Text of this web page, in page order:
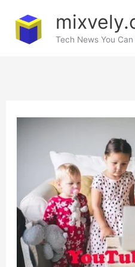
content
Tech News You